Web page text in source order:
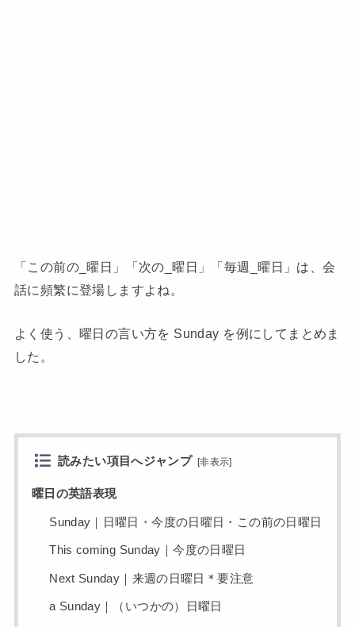
「この前の_曜日」「次の_曜日」「毎週_曜日」は、会
話に頻繁に登場しますよね。
よく使う、曜日の言い方を Sunday を例にしてまとめま
した。
読みたい項目へジャンプ [非表示]
曜日の英語表現
Sunday｜日曜日・今度の日曜日・この前の日曜日
This coming Sunday｜今度の日曜日
Next Sunday｜来週の日曜日＊要注意
a Sunday｜（いつかの）日曜日